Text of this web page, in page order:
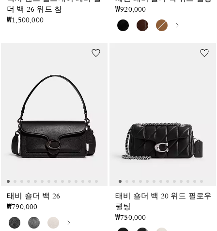
더 백 26 위드 참
₩1,500,000
₩920,000
태비 숄더 백 26
₩790,000
태비 숄더 백 20 위드 필로우
퀼팅
₩750,000